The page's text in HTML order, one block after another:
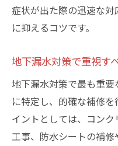
症状が出た際の迅速な
に抑えるコツです。
地下漏水対策で重視す
地下漏水対策で最も重
に特定し、的確な補修
イントとしては、コン
工事、防水シートの補